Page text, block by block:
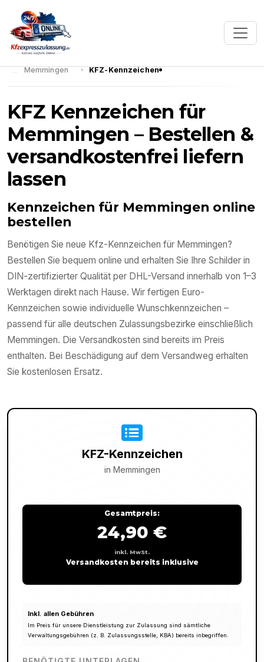
Memmingen KFZ-Kennzeichen
KFZ Kennzeichen für
Memmingen – Bestellen &
versandkostenfrei liefern
lassen
Kennzeichen für Memmingen online
bestellen
Benötigen Sie neue Kfz-Kennzeichen für Memmingen?
Bestellen Sie bequem online und erhalten Sie Ihre Schilder in
DIN-zertifizierter Qualität per DHL-Versand innerhalb von 1–3
Werktagen direkt nach Hause. Wir fertigen Euro-
Kennzeichen sowie individuelle Wunschkennzeichen –
passend für alle deutschen Zulassungsbezirke einschließlich
Memmingen. Die Versandkosten sind bereits im Preis
enthalten. Bei Beschädigung auf dem Versandweg erhalten
Sie kostenlosen Ersatz.
KFZ-Kennzeichen
in Memmingen
Gesamtpreis:
24,90 €
inkl. MwSt.
Versandkosten bereits inklusive
Inkl. allen Gebühren
Im Preis für unsere Dienstleistung zur Zulassung sind sämtliche
Verwaltungsgebühren (z. B. Zulassungsstelle, KBA) bereits inbegriffen.